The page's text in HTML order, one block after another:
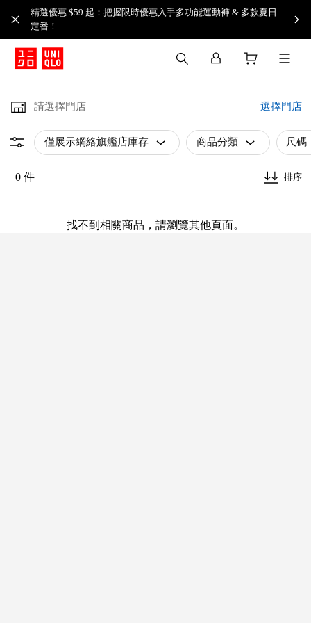
精選優惠 $59 起：把握限時優惠入手多功能運動褲 & 多款夏日
定番！​
請選擇門店 選擇門店
僅展示網絡旗艦店庫存 商品分類 尺碼
0 件 排序
找不到相關商品，請瀏覽其他頁面。